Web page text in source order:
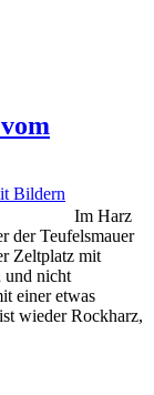
Im Harz
der Teufelsmauer
Zeltplatz mit
und nicht
einer etwas
wieder Rockharz,